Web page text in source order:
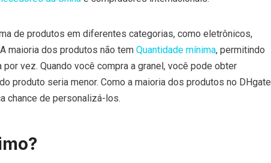
de produtos em diferentes categorias, como eletrônicos,
maioria dos produtos não tem Quantidade mínima, permitindo
vez. Quando você compra a granel, você pode obter
produto seria menor. Como a maioria dos produtos no DHgate
chance de personalizá-los.